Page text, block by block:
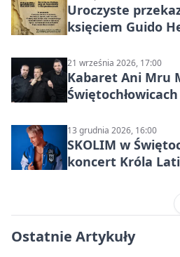
Uroczyste
księciem Guido
21 września 2026, 17:00
Kabaret Ani Mru
13 grudnia 2026, 16:00
SKOLIM w
koncert Króla
Ostatnie Artykuły